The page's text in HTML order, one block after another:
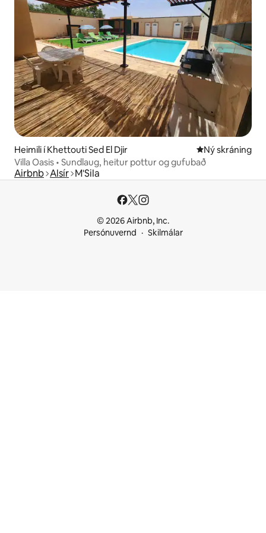
Heimili í Khettouti Sed El Djir Ný gistiaðstaða
Ný skráning
Villa Oasis • Sundlaug, heitur pottur og gufubað
Airbnb Alsír M'Sila
© 2026 Airbnb, Inc.
Persónuvernd
Skilmálar